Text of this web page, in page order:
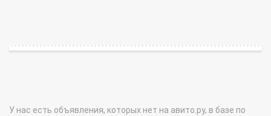
У нас есть объявления, которых нет на авито.ру, в базе по